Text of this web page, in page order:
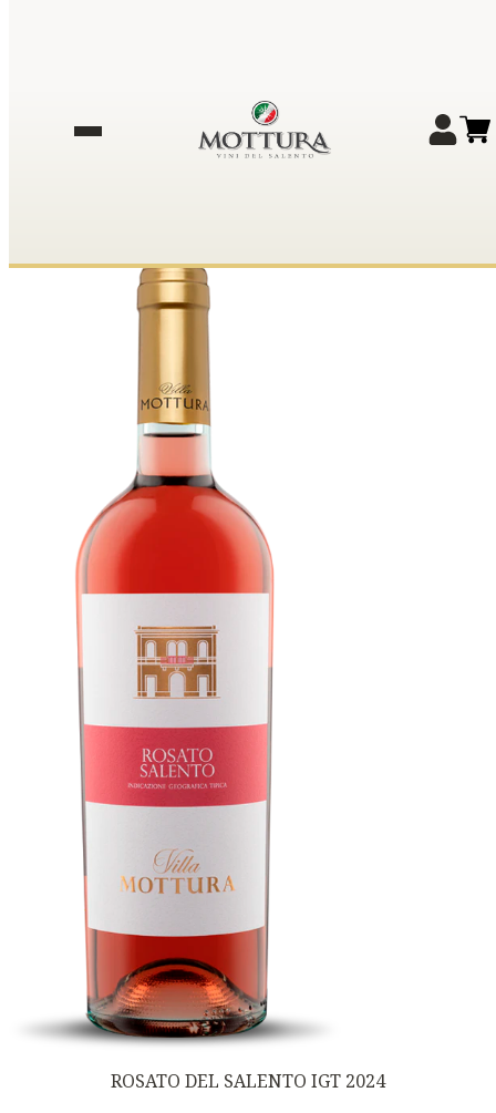
ROSATO DEL SALENTO IGT 2024